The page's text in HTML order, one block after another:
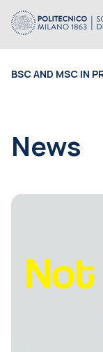
BSC AND MSC IN
News